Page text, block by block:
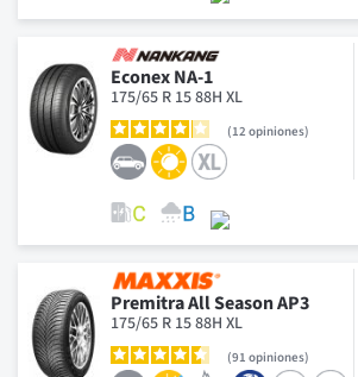
Econex NA-1
175/65 R 15 88H XL
12 opiniones
Premitra All Season AP3
175/65 R 15 88H XL
91 opiniones